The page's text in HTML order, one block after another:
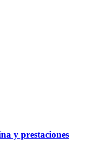
y prestaciones